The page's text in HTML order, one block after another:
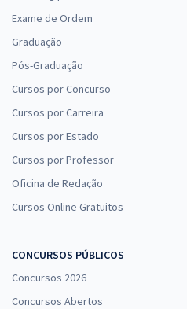
Exame de Ordem
Graduação
Pós-Graduação
Cursos por Concurso
Cursos por Carreira
Cursos por Estado
Cursos por Professor
Oficina de Redação
Cursos Online Gratuitos
CONCURSOS PÚBLICOS
Concursos 2026
Concursos Abertos